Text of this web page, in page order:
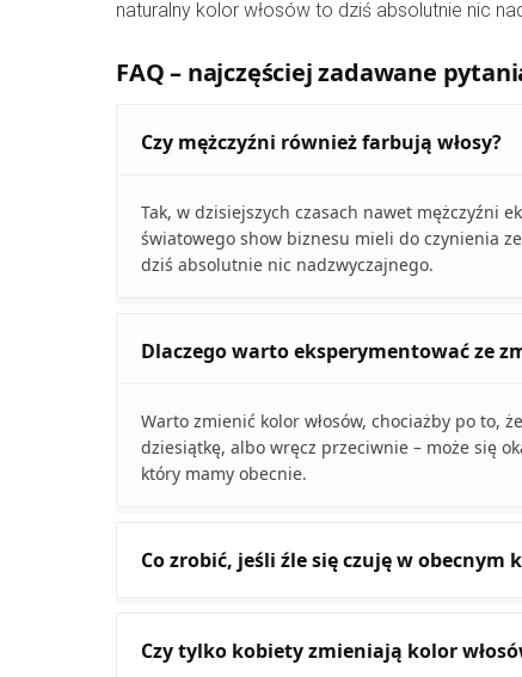
naturalny kolor włosów to dziś absolutnie nic
FAQ – najczęściej zadawane
Czy mężczyźni również farbują włosy?
Tak, w dzisiejszych czasach nawet mężczyźni
światowego show biznesu mieli do czynienia
dziś absolutnie nic nadzwyczajnego.
Dlaczego warto eksperymentować ze
Warto zmienić kolor włosów, chociażby po to,
dziesiątkę, albo wręcz przeciwnie – może się
który mamy obecnie.
Co zrobić, jeśli źle się czuję w obecnym
Czy tylko kobiety zmieniają kolor